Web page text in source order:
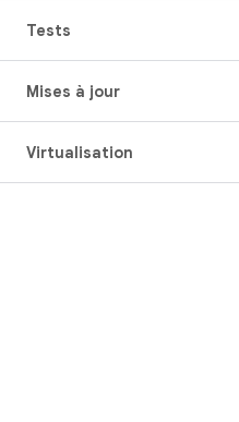
Tests
Mises à jour
Virtualisation